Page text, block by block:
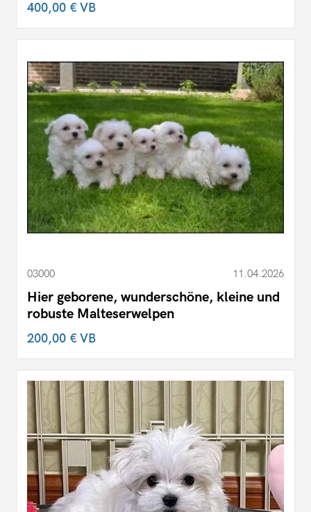
400,00 €VB
03000 11.04.2026
Hier geborene, wunderschöne, kleine und
robuste Malteserwelpen
200,00 €VB